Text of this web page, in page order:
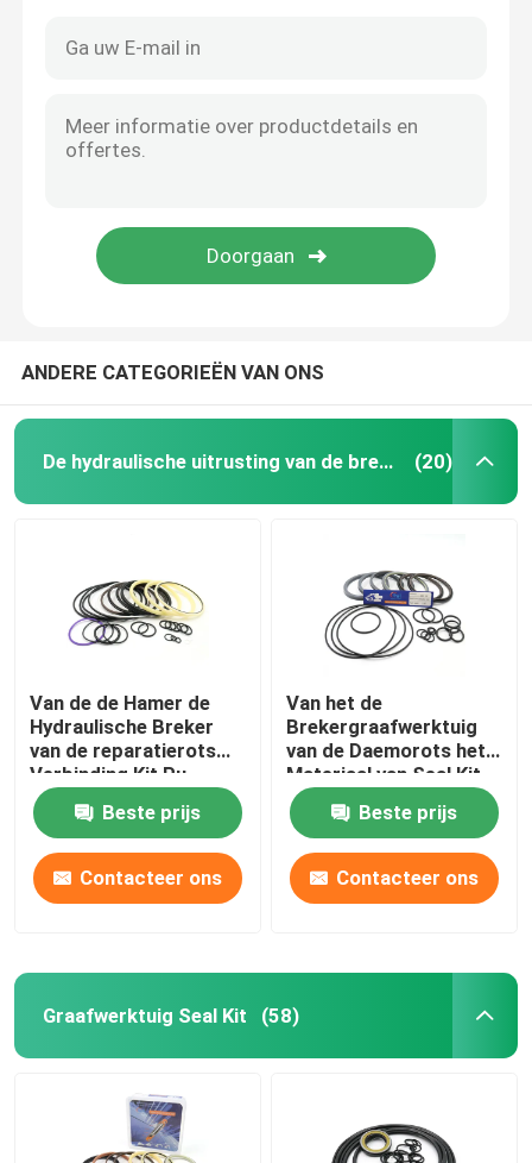
ANDERE CATEGORIEËN VAN ONS
De hydraulische uitrusting van de brekerverbinding (20)
Van de de Hamer de
Hydraulische Breker
van de reparatierots
Verbinding Kit Pu
Rubber For Sb 81
Beste prijs
Contacteer ons
Van het de
Brekergraafwerktuig
van de Daemorots het
Materiaal van Seal Kit
PTFE voor DMB 140
Beste prijs
Contacteer ons
Graafwerktuig Seal Kit (58)